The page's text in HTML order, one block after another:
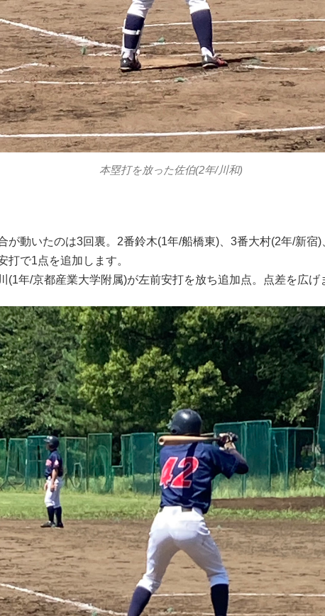
本塁打を放った佐伯(2年/川和)
が動いたのは3回裏。2番鈴木(1年/船橋東)、3番大村(2年/新宿)
打で1点を追加します。
(1年/京都産業大学附属)が左前安打を放ち追加点。点差を広げ